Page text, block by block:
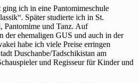
ich in eine Pantomimeschule
Später studierte ich in St.
Pantomime und Tanz. Auf
der ehemaligen GUS und auch in der
habe ich viele Preise erringen
Duschanbe/Tadschikistan am
und Regisseur für Kinder und